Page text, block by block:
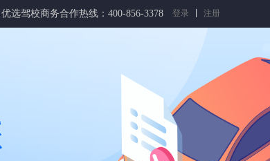
优选驾校商务合作热线：400-856-3378 登录 注册